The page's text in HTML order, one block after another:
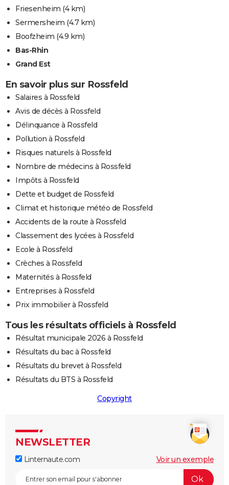
Friesenheim (4 km)
Sermersheim (4.7 km)
Boofzheim (4.9 km)
Bas-Rhin
Grand Est
En savoir plus sur Rossfeld
Salaires à Rossfeld
Avis de décès à Rossfeld
Délinquance à Rossfeld
Pollution à Rossfeld
Risques naturels à Rossfeld
Nombre de médecins à Rossfeld
Impôts à Rossfeld
Dette et budget de Rossfeld
Climat et historique météo de Rossfeld
Accidents de la route à Rossfeld
Classement des lycées à Rossfeld
Ecole à Rossfeld
Crèches à Rossfeld
Maternités à Rossfeld
Entreprises à Rossfeld
Prix immobilier à Rossfeld
Tous les résultats officiels à Rossfeld
Résultat municipale 2026 à Rossfeld
Résultats du bac à Rossfeld
Résultats du brevet à Rossfeld
Résultats du BTS à Rossfeld
Copyright
NEWSLETTER
Linternaute.com Voir un exemple